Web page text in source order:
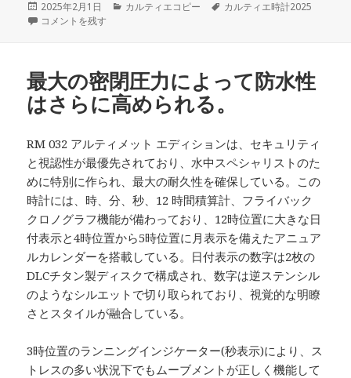
投
稿
2025年2月1日
カ
カルティエコピー
タ
カルティエ時計2025
なぜカルティエは古くならない？ イノベーションを生む「ジェンダー
コメントを残す
最大の密閉圧力によって防水性
はさらに高められる。
RM 032 アルティメット エディションは、セキュリティ
と視認性が最優先されており、水中スペシャリストのた
めに特別に作られ、最大の耐久性を確保している。この
時計には、時、分、秒、12 時間積算計、フライバック
クロノグラフ機能が備わっており、12時位置に大きな日
付表示と4時位置から5時位置に月表示を備えたアニュア
ルカレンダーを搭載している。日付表示の数字は2枚の
DLCチタン製ディスクで構成され、数字は逆ステンシル
のようなシルエットで切り取られており、視覚的な明瞭
さとスタイルが融合している。
3時位置のランニングインジケーター(秒表示)により、ス
トレスの多い状況下でもムーブメントが正しく機能して